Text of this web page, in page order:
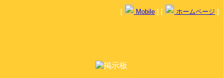
[ Mobile ] [ ホームページ ]